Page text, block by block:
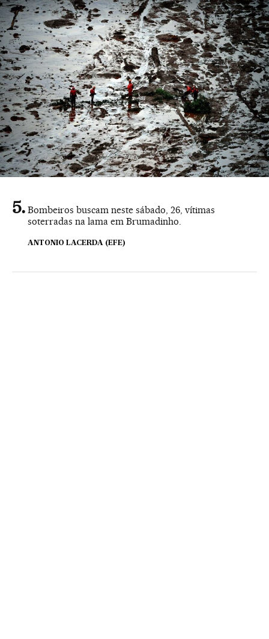
Bombeiros buscam neste sábado, 26, vítimas
soterradas na lama em Brumadinho.
ANTONIO LACERDA (EFE)